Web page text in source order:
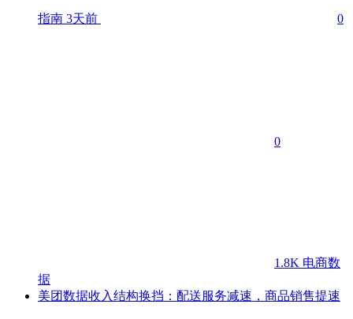
指南 3天前 0
0
1.8K 电商数
据
美团数据收入结构换挡：配送服务减速，商品销售提速